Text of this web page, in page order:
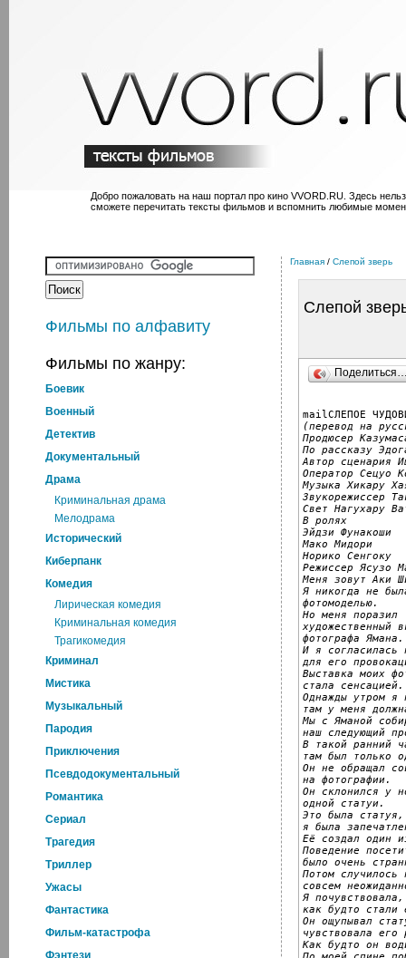
Добро пожаловать на наш портал про кино VVORD.RU. Здесь
сможете перечитать тексты фильмов и вспомнить любимые
Фильмы по алфавиту
Фильмы по жанру:
Боевик
Военный
Детектив
Документальный
Драма
Криминальная драма
Мелодрама
Исторический
Киберпанк
Комедия
Лирическая комедия
Криминальная комедия
Трагикомедия
Криминал
Мистика
Музыкальный
Пародия
Приключения
Псевдодокументальный
Романтика
Cериал
Трагедия
Триллер
Ужасы
Фантастика
Фильм-катастрофа
Фэнтези
Главная / Слепой зверь
Слепой
(перевод на
Продюсер
По рассказу
Автор сценария
Оператор Сецуо
Музыка Хикару
Звукорежиссер
Свет Нагухару
В ролях
Эйдзи Фунакоши
Мако Мидори
Норико Сенгоку
Режиссер Ясузо
Меня зовут Аки
Я никогда не
фотомоделью.
Но меня поразил
художественный
фотографа Ямана.
И я согласилась
для его
Выставка моих
стала сенсацией.
Однажды утром я
там у меня
Мы с Яманой
наш следующий
В такой ранний
там был только
Он не обращал
на фотографии.
Он склонился у
одной статуи.
Это была
я была
Её создал один
Поведение
было очень
Потом случилось
совсем
Я
как будто стали
Он ощупывал
чувствовала
Как будто он